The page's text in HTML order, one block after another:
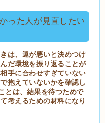
った人が見直したい
は、運が悪いと決めつけ
だ環境を振り返ることが
手に合わせすぎていない
抱えていないかを確認し
とは、結果を待つためで
考えるための材料になり